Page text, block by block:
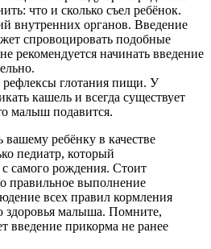
что и сколько съел ребёнок.
внутренних органов. Введение
спровоцировать подобные
рекомендуется начинать введение
глотания пищи. У
кашель и всегда существует
малыш подавится.
вашему ребёнку в качестве
педиатр, который
с самого рождения. Стоит
правильное выполнение
всех правил кормления
здоровья малыша. Помните,
введение прикорма не ранее